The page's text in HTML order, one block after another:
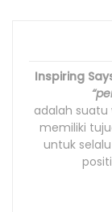
Inspiring
adalah
memiliki
untuk